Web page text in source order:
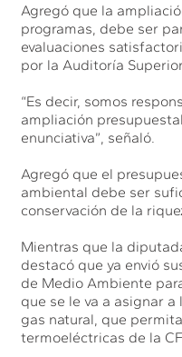
Agregó que la
programas, debe ser
evaluaciones
por la Auditoría
“Es decir, somos
ampliación
enunciativa”, señaló.
Agregó que el
ambiental debe ser
conservación de la
Mientras que la
destacó que ya envió
de Medio Ambiente
que se le va a asignar a
gas natural, que
termoeléctricas de la